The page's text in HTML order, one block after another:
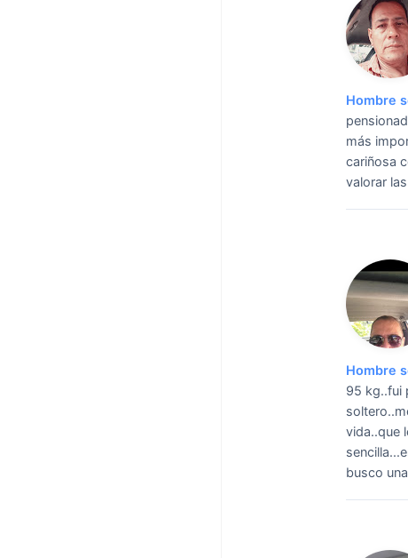
Hombre
más
cariñosa
valorar
Hombre
95 kg..fui
vida..que
busco